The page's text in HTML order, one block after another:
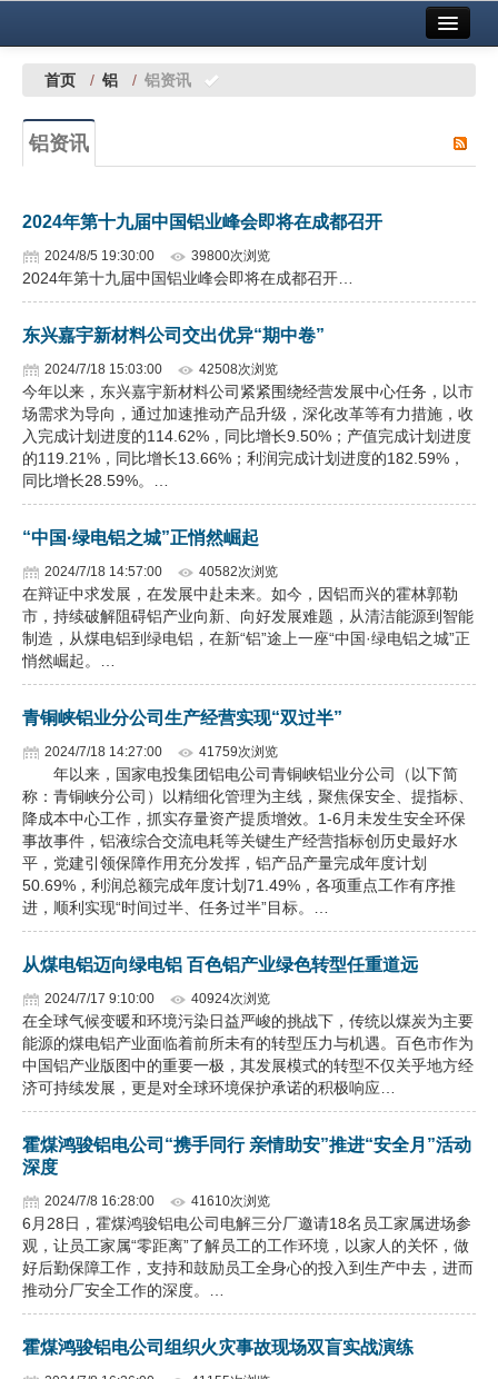
中国有色金属报社主办 广告服务
铜镍铅锌
稀有稀土
科技
镁钛
地矿 建设
党建工作
企业文化
《资源再生》杂志
行情报价
数字报
首页 / 铝 / 铝资讯
铝资讯
2024年第十九届中国铝业峰会即将在成都召开
2024/8/5 19:30:00 39800次浏览
2024年第十九届中国铝业峰会即将在成都召开…
东兴嘉宇新材料公司交出优异“期中卷”
2024/7/18 15:03:00 42508次浏览
今年以来，东兴嘉宇新材料公司紧紧围绕经营发展中心任务，以市
场需求为导向，通过加速推动产品升级，深化改革等有力措施，收
入完成计划进度的114.62%，同比增长9.50%；产值完成计划进度
的119.21%，同比增长13.66%；利润完成计划进度的182.59%，
同比增长28.59%。…
“中国·绿电铝之城”正悄然崛起
2024/7/18 14:57:00 40582次浏览
在辩证中求发展，在发展中赴未来。如今，因铝而兴的霍林郭勒
市，持续破解阻碍铝产业向新、向好发展难题，从清洁能源到智能
制造，从煤电铝到绿电铝，在新“铝”途上一座“中国·绿电铝之城”正
悄然崛起。…
青铜峡铝业分公司生产经营实现“双过半”
2024/7/18 14:27:00 41759次浏览
年以来，国家电投集团铝电公司青铜峡铝业分公司（以下简
称：青铜峡分公司）以精细化管理为主线，聚焦保安全、提指标、
降成本中心工作，抓实存量资产提质增效。1-6月未发生安全环保
事故事件，铝液综合交流电耗等关键生产经营指标创历史最好水
平，党建引领保障作用充分发挥，铝产品产量完成年度计划
50.69%，利润总额完成年度计划71.49%，各项重点工作有序推
进，顺利实现“时间过半、任务过半”目标。…
从煤电铝迈向绿电铝 百色铝产业绿色转型任重道远
2024/7/17 9:10:00 40924次浏览
在全球气候变暖和环境污染日益严峻的挑战下，传统以煤炭为主要
能源的煤电铝产业面临着前所未有的转型压力与机遇。百色市作为
中国铝产业版图中的重要一极，其发展模式的转型不仅关乎地方经
济可持续发展，更是对全球环境保护承诺的积极响应…
霍煤鸿骏铝电公司“携手同行 亲情助安”推进“安全月”活动
深度
2024/7/8 16:28:00 41610次浏览
6月28日，霍煤鸿骏铝电公司电解三分厂邀请18名员工家属进场参
观，让员工家属“零距离”了解员工的工作环境，以家人的关怀，做
好后勤保障工作，支持和鼓励员工全身心的投入到生产中去，进而
推动分厂安全工作的深度。…
霍煤鸿骏铝电公司组织火灾事故现场双盲实战演练